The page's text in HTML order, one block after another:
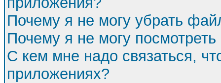
Почему я не могу убрать
Почему я не могу
С кем мне надо связаться,
приложениях?